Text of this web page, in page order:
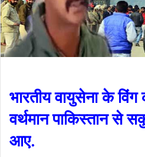
भारतीय वायुसेना के
वर्थमान पाकिस्तान से
आए.